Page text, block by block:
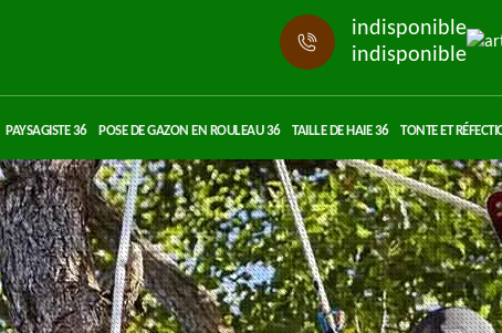
indisponible
indisponible
PAYSAGISTE 36 POSE DE GAZON EN ROULEAU 36 TAILLE DE HAIE 36 TONTE ET